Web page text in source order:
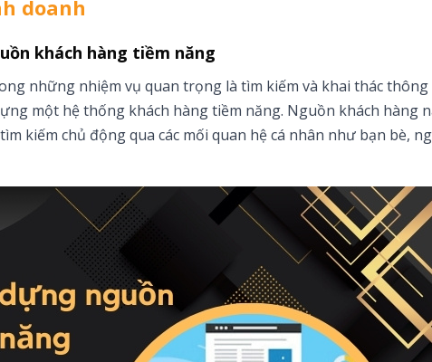
doanh
khách hàng tiềm năng
những nhiệm vụ quan trọng là tìm kiếm và khai thác thông
một hệ thống khách hàng tiềm năng. Nguồn khách hàng
kiếm chủ động qua các mối quan hệ cá nhân như bạn bè,